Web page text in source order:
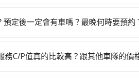
是雙北大城市的20倍。縱使幸運攔
來說，預約tripool還是比較划算的。
邊停車費用預估進去，但額外的汽車
被修理，每一次租車都好像在開樂
慮打電話至附近的計程車隊，如鳳
新北的20倍之多。再加上台南市有
預定後一定會有車嗎？最晚何時要預約
實價格，照著步驟填寫完乘客資料
C/P值真的比較高？跟其他車隊的價